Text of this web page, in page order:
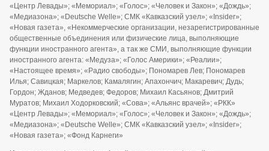
«Центр Левады»; «Мемориал»; «Голос»; «Человек и Закон»; «Дождь»;
«Медиазона»; «Deutsche Welle»; СМК «Кавказский узел»; «Insider»;
«Новая газета», «Некоммерческие организации, незарегистрированные
общественные объединения или физические лица, выполняющие
функции иностранного агента», а так же СМИ, выполняющие функции
иностранного агента: «Медуза»; «Голос Америки»; «Реалии»;
«Настоящее время»; «Радио свободы»; Пономарев Лев; Пономарев
Илья; Савицкая; Маркелов; Камалягин; Апахончич; Макаревич; Дудь;
Гордон; Жданов; Медведев; Федоров; Михаил Касьянов; Дмитрий
Муратов; Михаил Ходорковский; «Сова»; «Альянс врачей»; «РКК»
«Центр Левады»; «Мемориал»; «Голос»; «Человек и Закон»; «Дождь»;
«Медиазона»; «Deutsche Welle»; СМК «Кавказский узел»; «Insider»;
«Новая газета»; «Фонд Карнеги»